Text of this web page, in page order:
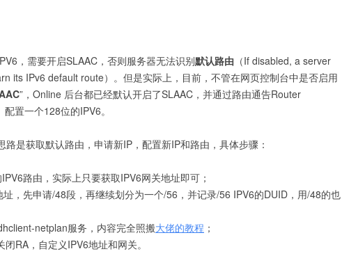
，需要开启SLAAC，否则服务器无法识别默认路由 （If disabled, a server
its IPv6 default route）。但是实际上，目前，不管在网页控制台中是否启用
”，Online 后台都已经默认开启了SLAAC，并通过路由通告Router
置一个128位的IPV6。
路是获取默认路由，申请新IP，配置新IP和路由，具体步骤：
路由，实际上只要获取IPV6网关地址即可；
址，先申请/48段，再继续划分为一个/56，并记录/56 IPV6的DUID，用/48的也
netplan服务，内容完全照搬大佬的教程 ；
RA，自定义IPV6地址和网关。